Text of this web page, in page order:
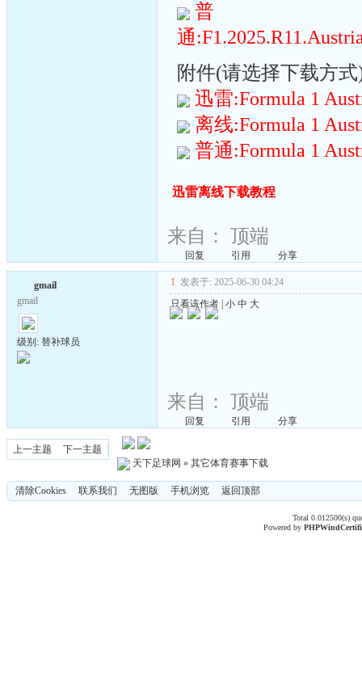
普
通
附件(请选择下载方
迅雷:Formula 1
离线:Formula 1
普通:Formula 1
迅雷离线下载教程
来自： 顶端
回复 引用 分享
gmail
gmail
级别: 替补球员
1 发表于: 2025-06-30 04:24
只看该作者 小 中 大
来自： 顶端
回复 引用 分享
上一主题
下一主题
天下足球网 » 其它体育赛事下载
清除Cookies 联系我们 无图版 手机浏览 返回顶部
Total 0.012500(s)
Powered byPHPWind